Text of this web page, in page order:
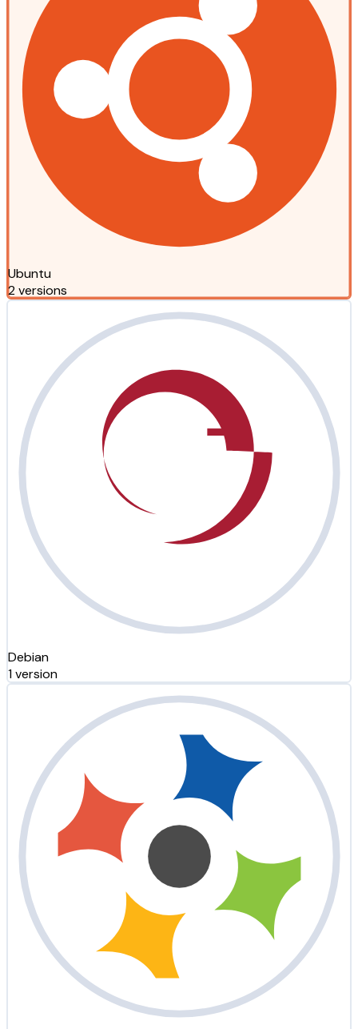
Ubuntu
2 versions
Debian
1 version